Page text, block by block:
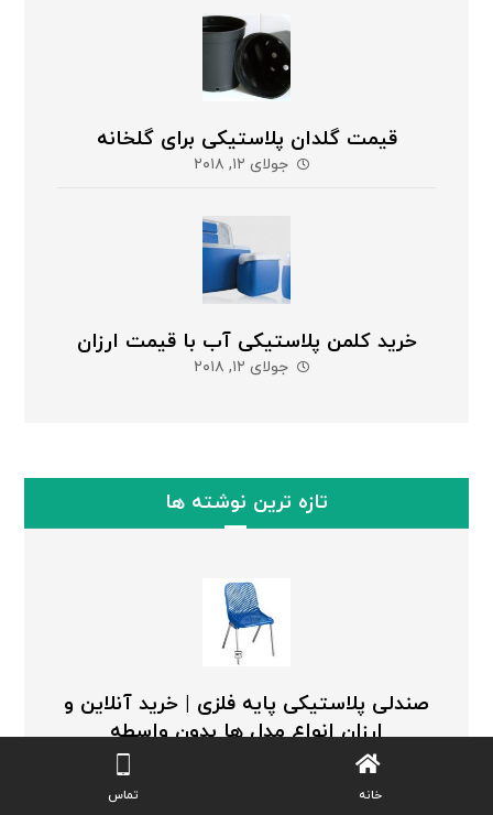
قیمت گلدان پلاستیکی برای گلخانه
جولای ۱۲, ۲۰۱۸
خرید کلمن پلاستیکی آب با قیمت ارزان
جولای ۱۲, ۲۰۱۸
تازه ترین نوشته ها
صندلی پلاستیکی پایه فلزی | خرید آنلاین و
ارزان انواع مدل ها بدون واسطه
خانه تماس